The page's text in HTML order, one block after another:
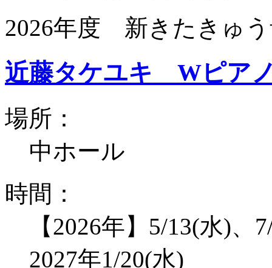
2026年度 新きたきゅ
近藤タケユキ Wピア
場所：
中ホール
時間：
【2026年】5/13(水)
2027年1/20(水)